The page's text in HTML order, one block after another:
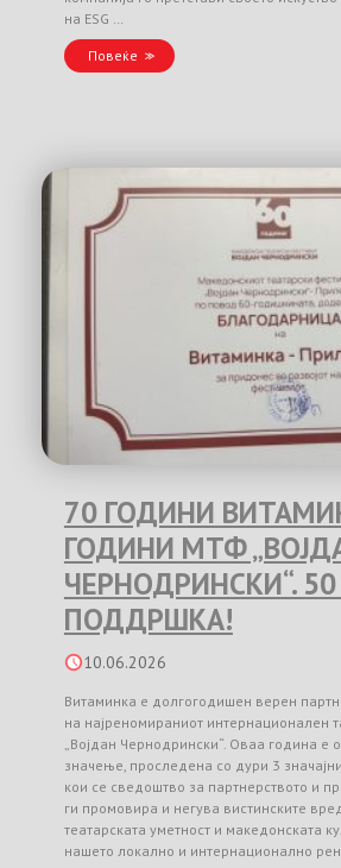
на ESG …
Повеќе
70 ГОДИНИ
ГОДИНИ МТФ
ЧЕРНОДРИНСКИ“.
ПОДДРШКА!
10.06.2026
Витаминка е долгогодишен верен
на најреномираниот интернационален
„Војдан Чернодрински“. Оваа година е
значење, проследена со дури 3
кои се сведоштво за партнерството и
ги промовира и негува вистинските
театарската уметност и македонската
нашето локално и интернационално